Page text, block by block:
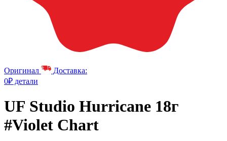
Оригинал
Доставка:
0₽ детали
UF Studio Hurricane 18г
#Violet Chart